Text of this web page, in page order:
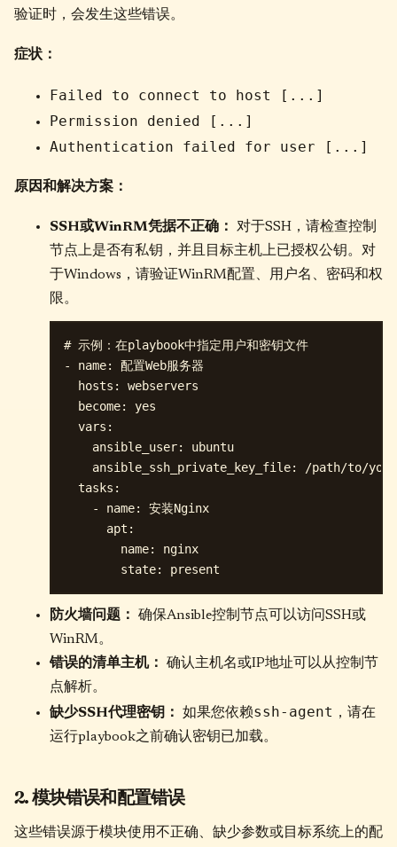
验证时，会发生这些错误。
症状：
Failed to connect to host [...]
Permission denied [...]
Authentication failed for user [...]
原因和解决方案：
SSH或WinRM凭据不正确：
对于SSH，请检查控制
节点上是否有私钥，并且目标主机上已授权公钥。对
于Windows，请验证WinRM配置、用户名、密码和权
限。
# 示例：在playbook中指定用户和密钥文件
- name: 配置Web服务器
  hosts: webservers
  become: yes
  vars:
    ansible_user: ubuntu
ansible_ssh_private_key_file: /path/to/
  tasks:
    - name: 安装Nginx
      apt:
        name: nginx
防火墙问题：
确保Ansible控制节点可以访问SSH或
WinRM。
错误的清单主机：
确认主机名或IP地址可以从控制节
点解析。
缺少SSH代理密钥：
如果您依赖ssh-agent ，请在
运行playbook之前确认密钥已加载。
2. 模块错误和配置错误
这些错误源于模块使用不正确、缺少参数或目标系统上的配